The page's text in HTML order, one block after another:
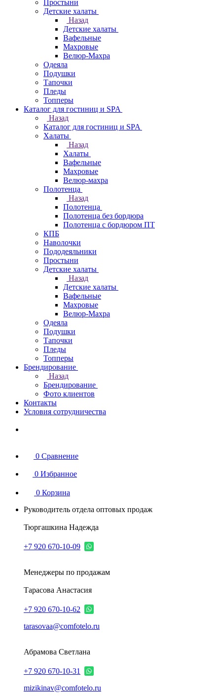
Простыни
Детские халаты
Назад
Детские халаты
Вафельные
Махровые
Велюр-Махра
Одеяла
Подушки
Тапочки
Пледы
Топперы
Каталог для гостиниц и SPA
Назад
Каталог для гостиниц и SPA
Халаты
Назад
Халаты
Вафельные
Махровые
Велюр-махра
Полотенца
Назад
Полотенца
Полотенца без бордюра
Полотенца с бордюром ПТ
КПБ
Наволочки
Пододеяльники
Простыни
Детские халаты
Назад
Детские халаты
Вафельные
Махровые
Велюр-Махра
Одеяла
Подушки
Тапочки
Пледы
Топперы
Брендирование
Назад
Брендирование
Фото клиентов
Контакты
Условия сотрудничества
0 Сравнение
0 Избранное
0 Корзина
Руководитель отдела оптовых продаж
Тюргашкина Надежда
+7 920 670-10-09
Менеджеры по продажам
Тарасова Анастасия
+7 920 670-10-62
tarasovaa@comfotelo.ru
Абрамова Светлана
+7 920 670-10-31
mizikinav@comfotelo.ru